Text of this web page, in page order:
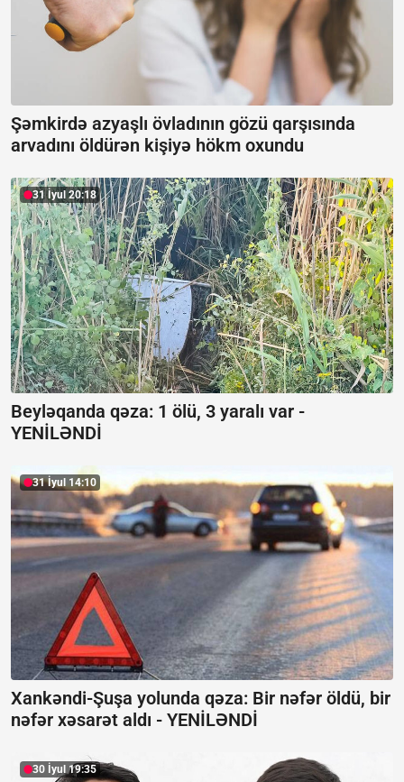
Şəmkirdə azyaşlı övladının gözü qarşısında
arvadını öldürən kişiyə hökm oxundu
31 İyul 20:18
Beyləqanda qəza: 1 ölü, 3 yaralı var -
YENİLƏNDİ
31 İyul 14:10
Xankəndi-Şuşa yolunda qəza: Bir nəfər öldü, bir
nəfər xəsarət aldı - YENİLƏNDİ
30 İyul 19:35